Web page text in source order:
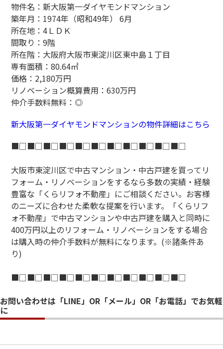
物件名：新大阪第一ダイヤモンドマンション
築年月：1974年（昭和49年） 6月
所在地：4ＬＤＫ
間取り：9階
所在階：大阪府大阪市東淀川区東中島１丁目
専有面積：80.64㎡
価格：2,180万円
リノベーション概算費用：630万円
仲介手数料無料：◎
新大阪第一ダイヤモンドマンションの物件詳細はこちら
■□■□■□■□■□■□■□■□■□■□■□
大阪市東淀川区で中古マンション・中古戸建を買ってリ
フォーム・リノベーションをするなら多数の実績・経験
豊富な「くらリフォ不動産」にご相談ください。お客様
のニーズに合わせた柔軟な提案を行います。「くらリフ
ォ不動産」で中古マンションや中古戸建を購入と同時に
400万円以上のリフォーム・リノベーションをする場合
は購入時の仲介手数料が無料になります。(※諸条件あ
り)
■□■□■□■□■□■□■□■□■□■□■□
お問い合わせは「LINE」OR「メール」OR「お電話」でお気軽
に